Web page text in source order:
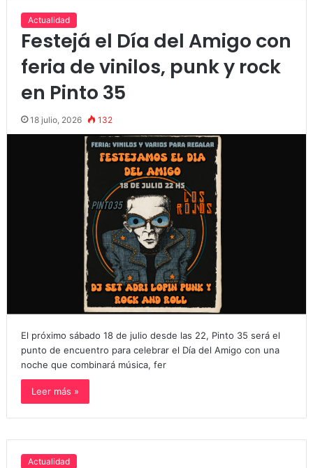
Actualidad
Festejá el Día del Amigo con
feria de vinilos, punk y rock
en Pinto 35
18 julio, 2026 132
El próximo sábado 18 de julio desde las 22, Pinto 35 será el
punto de encuentro para celebrar el Día del Amigo con una
noche que combinará música, fer
Leer más »
Actualidad